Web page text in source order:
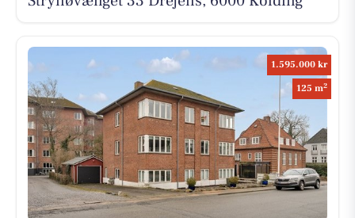
1.595.000 kr
125 m2